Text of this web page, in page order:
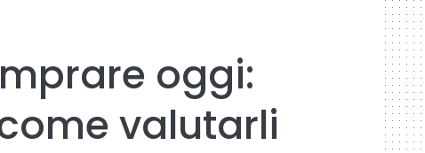
oggi:
valutarli